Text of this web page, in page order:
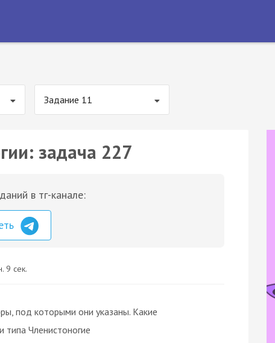
Задание 11
задача 227
в тг-канале:
9 сек.
под которыми они указаны. Какие
типа Членистоногие